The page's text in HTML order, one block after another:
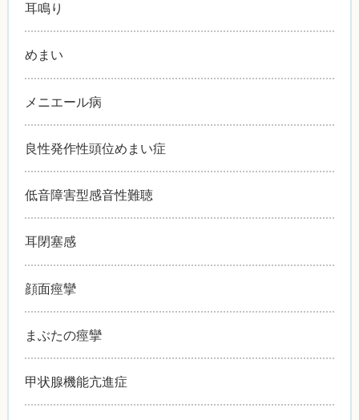
耳鳴り
めまい
メニエール病
良性発作性頭位めまい症
低音障害型感音性難聴
耳閉塞感
顔面痙攣
まぶたの痙攣
甲状腺機能亢進症